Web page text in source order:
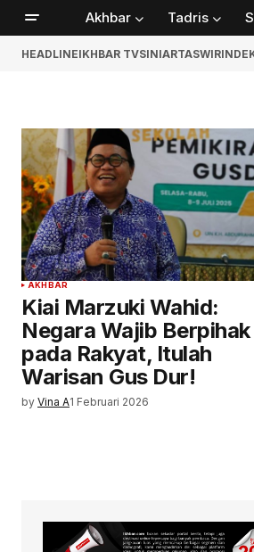
Akhbar Tadris
HEADLINEIKHBAR TVSINIARTASWIR
AKHBAR
Kiai Marzuki Wahid:
Negara Wajib Berpihak
pada Rakyat, Itulah
Warisan Gus Dur!
by Vina A1 Februari 2026